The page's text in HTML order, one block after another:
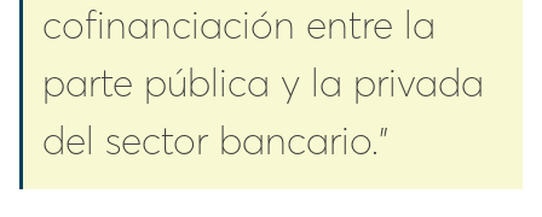
cofinanciación entre la
parte pública y la privada
del sector bancario.”